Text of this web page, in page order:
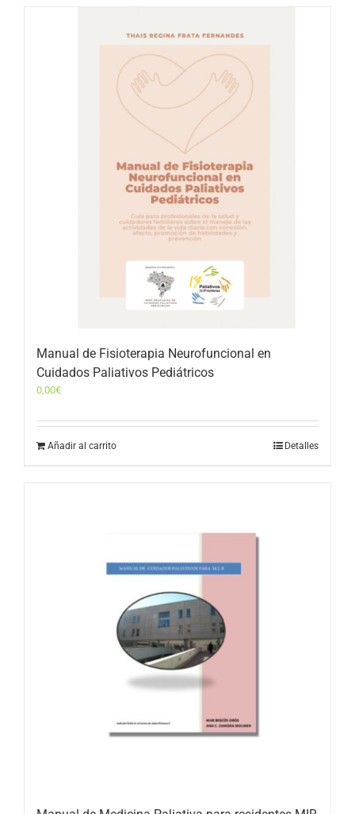
Manual de Fisioterapia Neurofuncional en
Cuidados Paliativos Pediátricos
0,00€
Añadir al carrito Detalles